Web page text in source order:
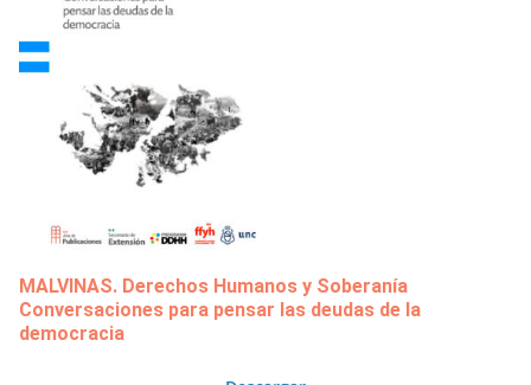
MALVINAS. Derechos Humanos y Soberanía
Conversaciones para pensar las deudas de la
democracia